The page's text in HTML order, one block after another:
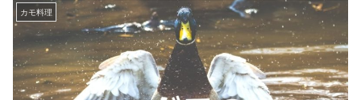
カモ料理